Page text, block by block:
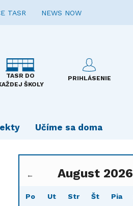
TASR NEWS NOW
TASR DO
ŠKOLY
PRIHLÁSENIE
Učíme sa doma
← August 2026
Po Ut Str Št Pia